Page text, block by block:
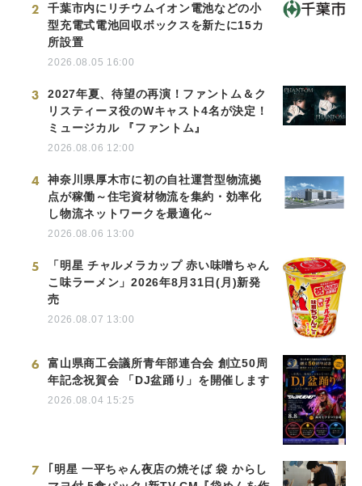
2
千葉市内にリチウムイオン電池などの小
型充電式電池回収ボックスを新たに15カ
所設置
2026.08.05 16:00
3
2027年夏、待望の再演！ファントム＆ク
リスティーヌ役のWキャスト4名が決定！
ミュージカル 『ファントム』
2026.08.06 12:00
4
神奈川県厚木市に初の自社運営型物流拠
点が稼働～住宅資材物流を集約・効率化
し物流ネットワークを最適化～
2026.08.06 13:00
5
「明星 チャルメラカップ 赤い味噌ちゃん
こ味ラーメン」2026年8月31日(月)新発
売
2026.08.07 13:00
6
富山県商工会議所青年部連合会 創立50周
年記念祝賀会 「DJ盆踊り」を開催します
2026.08.04 15:25
7
｢明星 一平ちゃん夜店の焼そば 袋 からし